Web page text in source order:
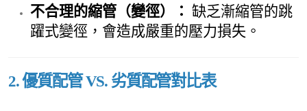
不合理的縮管（變徑）： 缺乏漸縮管的跳
躍式變徑，會造成嚴重的壓力損失。
2. 優質配管 VS. 劣質配管對比表